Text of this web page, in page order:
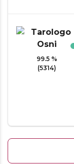
99.5 %
(5314)